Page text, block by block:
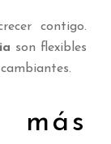
contigo.
son flexibles
más